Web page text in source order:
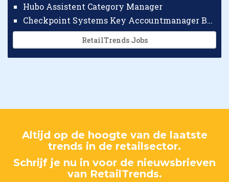
Hubo Assistent Category Manager
Checkpoint Systems Key Accountmanager Benelux
RetailTrends Jobs
Altijd op de hoogte van de laatste
trends in de retailsector.
Schrijf je nu in voor de nieuwsbrieven
van RetailTrends.